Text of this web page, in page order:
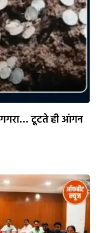
गगरा… टूटते ही आंगन